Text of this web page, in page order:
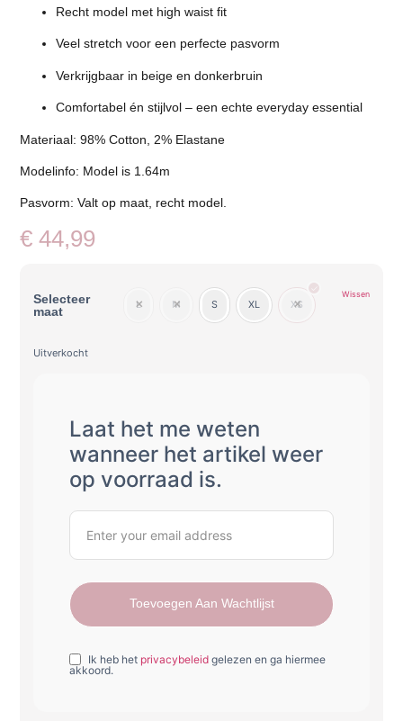
Recht model met high waist fit
Veel stretch voor een perfecte pasvorm
Verkrijgbaar in beige en donkerbruin
Comfortabel én stijlvol – een echte everyday essential
Materiaal: 98% Cotton, 2% Elastane
Modelinfo: Model is 1.64m
Pasvorm: Valt op maat, recht model.
€ 44,99
Selecteer
maat
L M S XL XS
Wissen
Uitverkocht
Laat het me weten
wanneer het artikel weer
op voorraad is.
Toevoegen Aan Wachtlijst
Ik heb het privacybeleidgelezen en ga hiermee
akkoord.